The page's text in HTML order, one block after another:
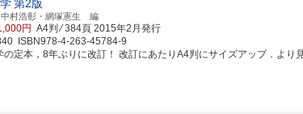
第2版
中村浩彰・網塚憲生 編
円 A4判 ⁄ 384頁 2015年2月発行
ISBN978-4-263-45784-9
の定本，8年ぶりに改訂！ 改訂にあたりA4判にサイズアップ．より